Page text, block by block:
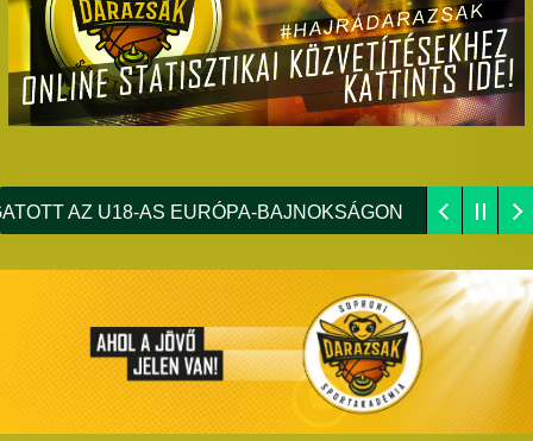
U18-AS EURÓPA-BAJNOKSÁGON ÉLŐ: